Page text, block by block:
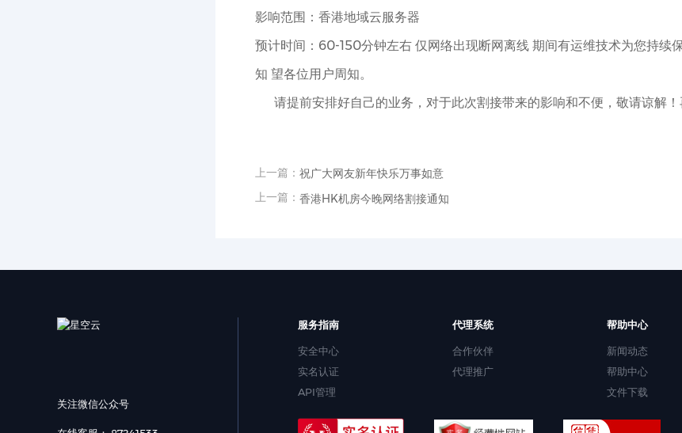
影响范围：香港地域云服务器
预计时间：60-150分钟左右 仅网络出现断网离线 期间有运维技术为您持续
知 望各位用户周知。
请提前安排好自己的业务，对于此次割接带来的影响和不便，敬请谅解！
上一篇： 祝广大网友新年快乐万事如意
上一篇： 香港HK机房今晚网络割接通知
关注微信公众号
服务指南
安全中心
实名认证
API管理
代理系统
合作伙伴
代理推广
帮助中心
新闻动态
帮助中心
文件下载